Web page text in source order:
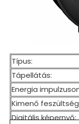
Típus:
Tápellátás:
Energia
Kimenő
Digitális képernyő: